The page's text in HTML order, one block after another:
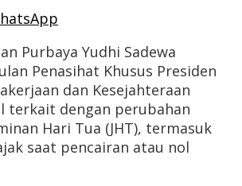
Purbaya Yudhi Sadewa
Penasihat Khusus Presiden
dan Kesejahteraan
terkait dengan perubahan
Hari Tua (JHT), termasuk
saat pencairan atau nol